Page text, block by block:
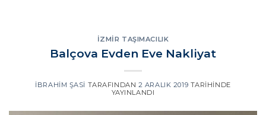
İZMIR TAŞIMACILIK
Balçova Evden Eve Nakliyat
İBRAHIM ŞASI TARAFINDAN 2 ARALIK 2019 TARIHINDE
YAYINLANDI